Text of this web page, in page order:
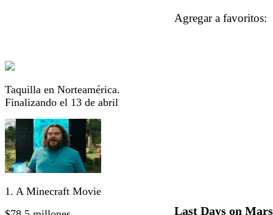
Taquilla en Norteamérica.
Finalizando el 13 de abril
1. A Minecraft Movie
Agregar a
Last Days on Mars